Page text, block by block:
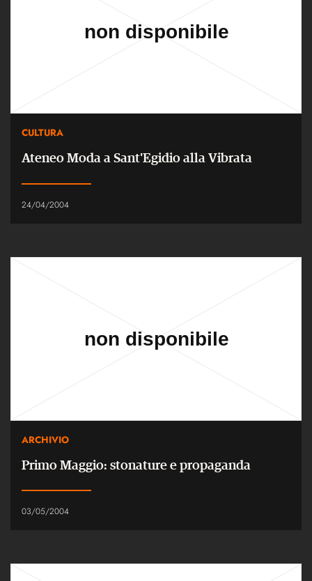
CULTURA
Ateneo Moda a Sant'Egidio alla Vibrata
24/04/2004
ARCHIVIO
Primo Maggio: stonature e propaganda
03/05/2004